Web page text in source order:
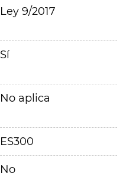
Ley 9/2017
Sí
No aplica
ES300
No